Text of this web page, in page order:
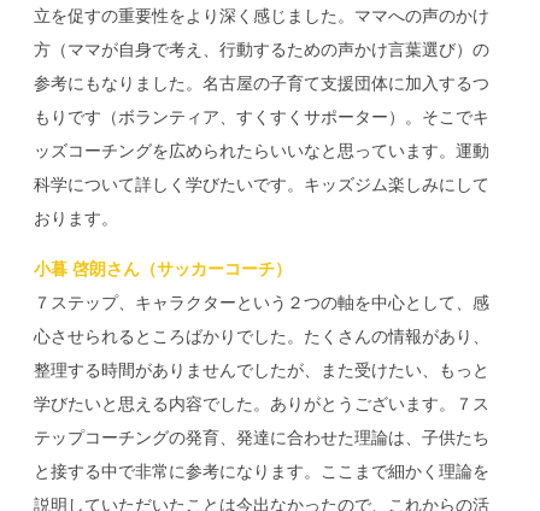
立を促すの重要性をより深く感じました。ママへの声のかけ
方（ママが自身で考え、行動するための声かけ言葉選び）の
参考にもなりました。名古屋の子育て支援団体に加入するつ
もりです（ボランティア、すくすくサポーター）。そこでキ
ッズコーチングを広められたらいいなと思っています。運動
科学について詳しく学びたいです。キッズジム楽しみにして
おります。
小暮 啓朗さん（サッカーコーチ）
７ステップ、キャラクターという２つの軸を中心として、感
心させられるところばかりでした。たくさんの情報があり、
整理する時間がありませんでしたが、また受けたい、もっと
学びたいと思える内容でした。ありがとうございます。７ス
テップコーチングの発育、発達に合わせた理論は、子供たち
と接する中で非常に参考になります。ここまで細かく理論を
説明していただいたことは今出なかったので、これからの活